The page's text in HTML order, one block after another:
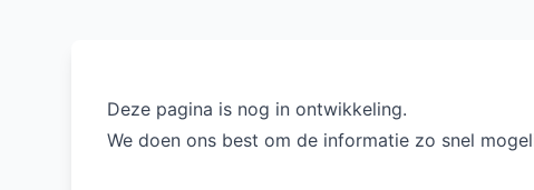
Deze pagina is nog in ontwikkeling.
We doen ons best om de informatie zo snel